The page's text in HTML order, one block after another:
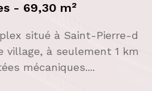
- 69,30 m²
situé à Saint-Pierre-d
village, à seulement 1 km
mécaniques....